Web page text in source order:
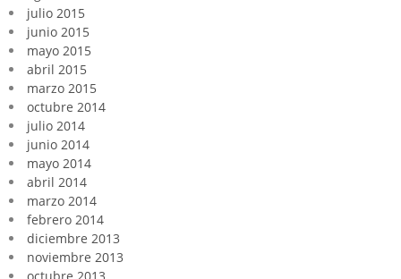
julio 2015
junio 2015
mayo 2015
abril 2015
marzo 2015
octubre 2014
julio 2014
junio 2014
mayo 2014
abril 2014
marzo 2014
febrero 2014
diciembre 2013
noviembre 2013